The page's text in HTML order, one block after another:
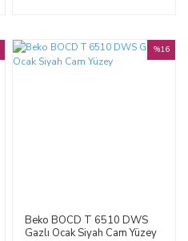
Beko BOCD T 6510 DWS
Gazlı Ocak Siyah Cam Yüzey
%16